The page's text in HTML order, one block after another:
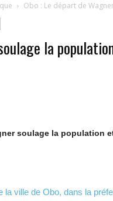
Obo : Le départ de
la
soulage la population